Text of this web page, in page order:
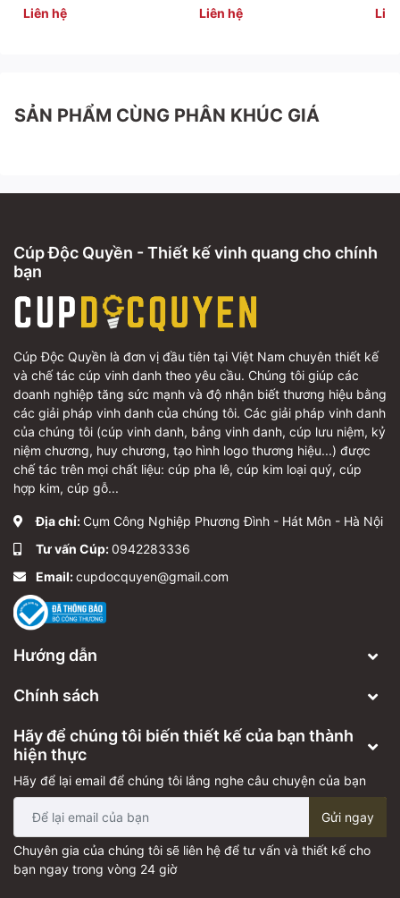
Liên hệ
Liên hệ
SẢN PHẨM CÙNG PHÂN KHÚC GIÁ
Cúp Độc Quyền - Thiết kế vinh quang cho chính
bạn
Cúp Độc Quyền là đơn vị đầu tiên tại Việt Nam chuyên thiết kế
và chế tác cúp vinh danh theo yêu cầu. Chúng tôi giúp các
doanh nghiệp tăng sức mạnh và độ nhận biết thương hiệu bằng
các giải pháp vinh danh của chúng tôi. Các giải pháp vinh danh
của chúng tôi (cúp vinh danh, bảng vinh danh, cúp lưu niệm, kỷ
niệm chương, huy chương, tạo hình logo thương hiệu...) được
chế tác trên mọi chất liệu: cúp pha lê, cúp kim loại quý, cúp
hợp kim, cúp gỗ...
Địa chỉ: Cụm Công Nghiệp Phương Đình - Hát Môn - Hà Nội
Tư vấn Cúp:0942283336
Email:cupdocquyen@gmail.com
Hướng dẫn
Chính sách
Hãy để chúng tôi biến thiết kế của bạn thành
hiện thực
Hãy để lại email để chúng tôi lắng nghe câu chuyện của bạn
Gửi ngay
Chuyên gia của chúng tôi sẽ liên hệ để tư vấn và thiết kế cho
bạn ngay trong vòng 24 giờ